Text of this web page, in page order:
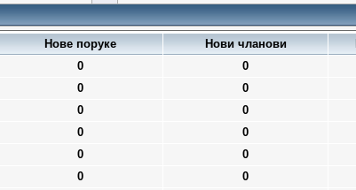
Нове поруке Нови чланови
0 0
0 0
0 0
0 0
0 0
0 0